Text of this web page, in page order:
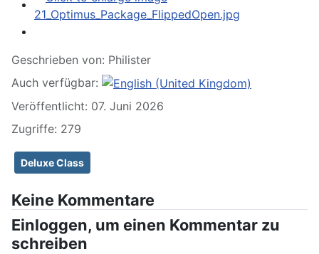
Geschrieben von: Philister
Auch verfügbar:
Veröffentlicht: 07. Juni 2026
Zugriffe: 279
Deluxe Class
Keine Kommentare
Einloggen, um einen Kommentar zu
schreiben